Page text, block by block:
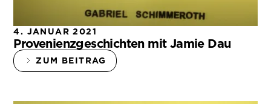
4. JANUAR 2021
Provenienzgeschichten mit Jamie Dau
ZUM BEITRAG